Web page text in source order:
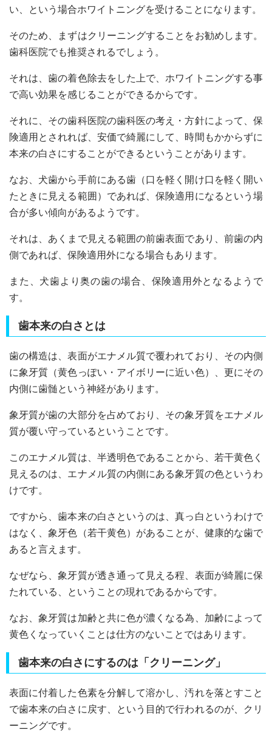
い、という場合ホワイトニングを受けることになります。
そのため、まずはクリーニングすることをお勧めします。
歯科医院でも推奨されるでしょう。
それは、歯の着色除去をした上で、ホワイトニングする事
で高い効果を感じることができるからです。
それに、その歯科医院の歯科医の考え・方針によって、保
険適用とされれば、安価で綺麗にして、時間もかからずに
本来の白さにすることができるということがあります。
なお、犬歯から手前にある歯（口を軽く開け口を軽く開い
たときに見える範囲）であれば、保険適用になるという場
合が多い傾向があるようです。
それは、あくまで見える範囲の前歯表面であり、前歯の内
側であれば、保険適用外になる場合もあります。
また、犬歯より奥の歯の場合、保険適用外となるようで
す。
歯本来の白さとは
歯の構造は、表面がエナメル質で覆われており、その内側
に象牙質（黄色っぽい・アイボリーに近い色）、更にその
内側に歯髄という神経があります。
象牙質が歯の大部分を占めており、その象牙質をエナメル
質が覆い守っているということです。
このエナメル質は、半透明色であることから、若干黄色く
見えるのは、エナメル質の内側にある象牙質の色というわ
けです。
ですから、歯本来の白さというのは、真っ白というわけで
はなく、象牙色（若干黄色）があることが、健康的な歯で
あると言えます。
なぜなら、象牙質が透き通って見える程、表面が綺麗に保
たれている、ということの現れであるからです。
なお、象牙質は加齢と共に色が濃くなる為、加齢によって
黄色くなっていくことは仕方のないことではあります。
歯本来の白さにするのは「クリーニング」
表面に付着した色素を分解して溶かし、汚れを落とすこと
で歯本来の白さに戻す、という目的で行われるのが、クリ
ーニングです。